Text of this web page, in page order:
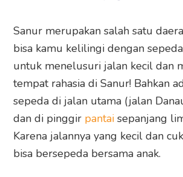
Sanur merupakan salah satu
bisa kamu kelilingi dengan
untuk menelusuri jalan kecil dan
tempat rahasia di Sanur! Bahkan
sepeda di jalan utama (jalan
dan di pinggir pantai sepanjang
Karena jalannya yang kecil dan
bisa bersepeda bersama anak.